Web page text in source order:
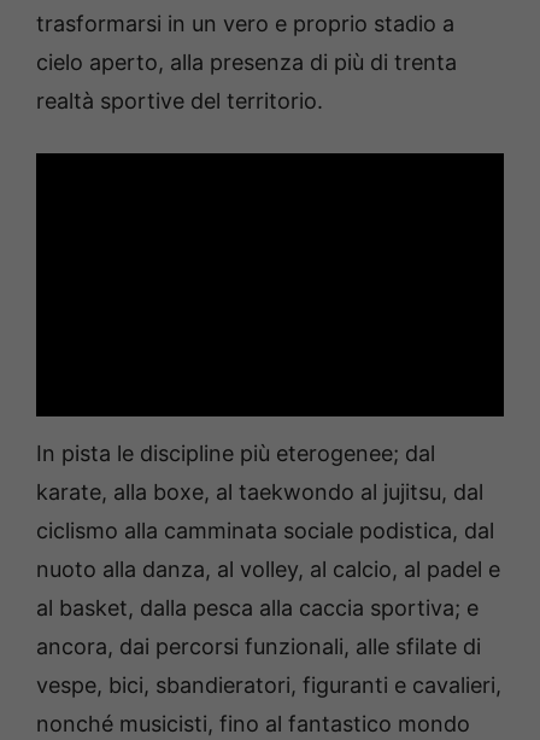
trasformarsi in un vero e proprio stadio a
cielo aperto, alla presenza di più di trenta
realtà sportive del territorio.
In pista le discipline più eterogenee; dal
karate, alla boxe, al taekwondo al jujitsu, dal
ciclismo alla camminata sociale podistica, dal
nuoto alla danza, al volley, al calcio, al padel e
al basket, dalla pesca alla caccia sportiva; e
ancora, dai percorsi funzionali, alle sfilate di
vespe, bici, sbandieratori, figuranti e cavalieri,
nonché musicisti, fino al fantastico mondo